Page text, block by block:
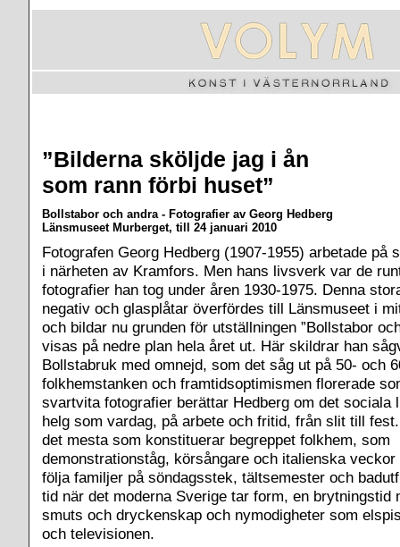
”Bilderna sköljde jag i ån
som rann förbi huset”
Bollstabor och andra - Fotografier av Georg Hedberg
Länsmuseet Murberget, till 24 januari 2010
Fotografen Georg Hedberg (1907-1955) arbetade på
i närheten av Kramfors. Men hans livsverk var de
fotografier han tog under åren 1930-1975. Denna
negativ och glasplåtar överfördes till Länsmuseet i
och bildar nu grunden för utställningen ”Bollstabor
visas på nedre plan hela året ut. Här skildrar han
Bollstabruk med omnejd, som det såg ut på 50- och
folkhemstanken och framtidsoptimismen florerade
svartvita fotografier berättar Hedberg om det sociala
helg som vardag, på arbete och fritid, från slit till
det mesta som konstituerar begreppet folkhem, som
demonstrationståg, körsångare och italienska
följa familjer på söndagsstek, tältsemester och
tid när det moderna Sverige tar form, en brytningstid
smuts och dryckenskap och nymodigheter som
och televisionen.